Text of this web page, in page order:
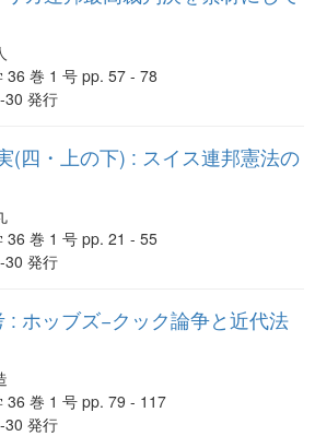
36 巻 1 号 pp. 57 - 78
30 発行
(四・上の下) : スイス連邦憲法の
36 巻 1 号 pp. 21 - 55
30 発行
: ホッブズ−クック論争と近代法
36 巻 1 号 pp. 79 - 117
30 発行